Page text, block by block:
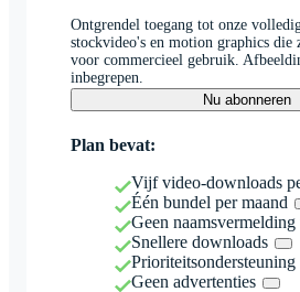
Ontgrendel toegang tot onze
stockvideo's en motion graphics die
voor commercieel gebruik.
inbegrepen.
Nu abonneren
Plan bevat:
Vijf video-downloads
Één bundel per maand
Geen naamsvermelding
Snellere downloads
Prioriteitsondersteuning
Geen advertenties